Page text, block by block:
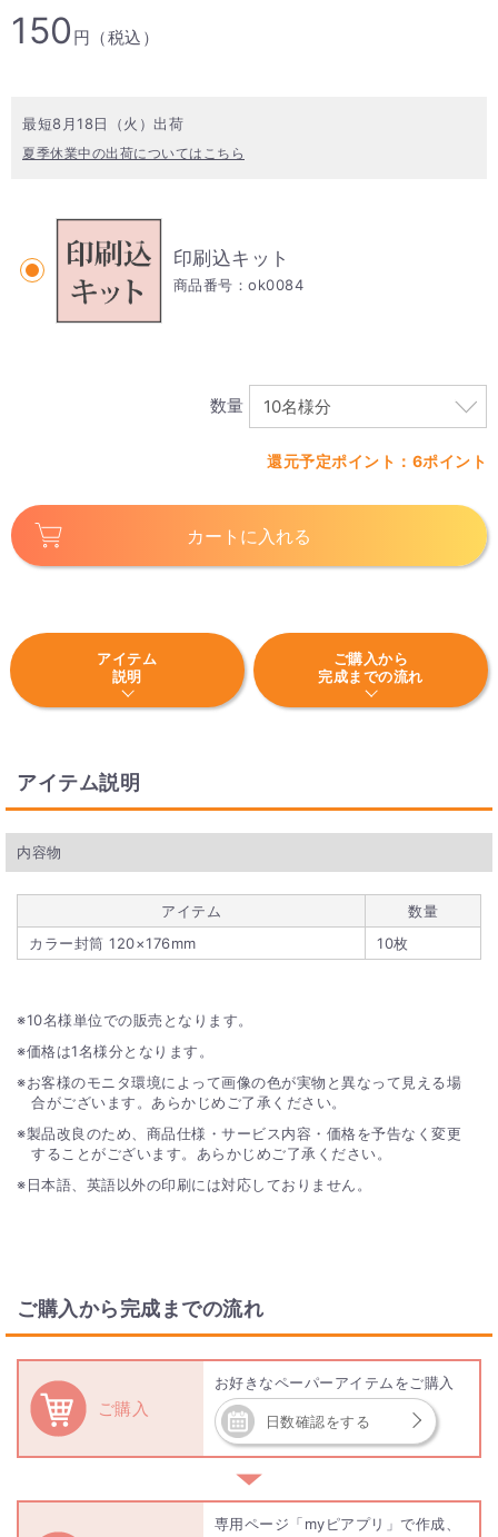
150 円（税込）
最短8月18日（火）出荷
夏季休業中の出荷についてはこちら
印刷込キット
商品番号：ok0084
数量
還元予定ポイント：6ポイント
カートに入れる
アイテム
説明
ご購入から
完成までの流れ
アイテム説明
内容物
アイテム
数量
カラー封筒 120×176mm
10枚
10名様単位での販売となります。
価格は1名様分となります。
お客様のモニタ環境によって画像の色が実物と異なって見える場
合がございます。あらかじめご了承ください。
製品改良のため、商品仕様・サービス内容・価格を予告なく変更
することがございます。あらかじめご了承ください。
日本語、英語以外の印刷には対応しておりません。
ご購入から完成までの流れ
ご購入
お好きなペーパーアイテムをご購入
日数確認をする
▼
専用ページ「myピアプリ」で作成、